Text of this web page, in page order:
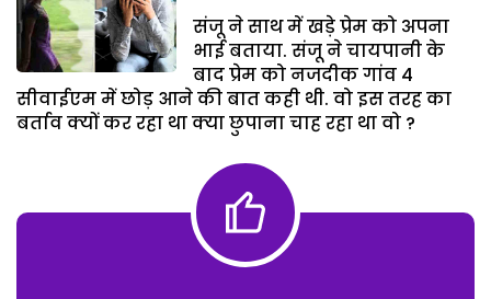
संजू ने साथ में खड़े प्रेम को अपना
भाई बताया. संजू ने चायपानी के
बाद प्रेम को नजदीक गांव 4
सीवाईएम में छोड़ आने की बात कही थी. वो इस तरह का
बर्ताव क्यों कर रहा था क्या छुपाना चाह रहा था वो ?